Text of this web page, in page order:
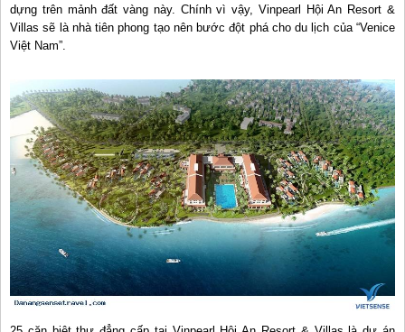
dựng trên mảnh đất vàng này. Chính vì vậy, Vinpearl Hội An Resort &
Villas sẽ là nhà tiên phong tạo nên bước đột phá cho du lịch của “Venice
Việt Nam”.